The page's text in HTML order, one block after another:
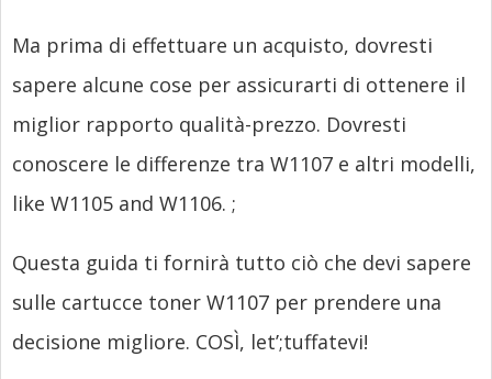
Ma prima di effettuare un acquisto, dovresti
sapere alcune cose per assicurarti di ottenere il
miglior rapporto qualità-prezzo. Dovresti
conoscere le differenze tra W1107 e altri modelli,
like W1105 and W1106. ;
Questa guida ti fornirà tutto ciò che devi sapere
sulle cartucce toner W1107 per prendere una
decisione migliore. COSÌ, let’;tuffatevi!